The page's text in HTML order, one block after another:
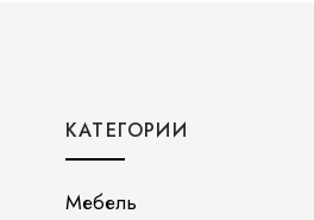
КАТЕГОРИИ
Мебель